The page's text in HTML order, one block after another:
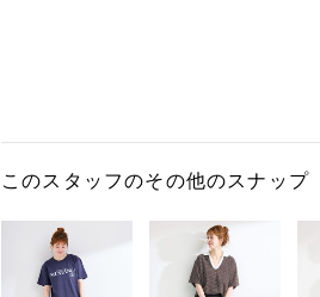
このスタッフのその他のスナップ